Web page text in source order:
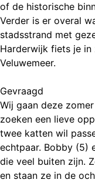
of de historische
Verder is er overal
stadsstrand met
Harderwijk fiets je in
Veluwemeer.
Gevraagd
Wij gaan deze
zoeken een lieve
twee katten wil
echtpaar. Bobby (5)
die veel buiten zijn.
en staan ze in de